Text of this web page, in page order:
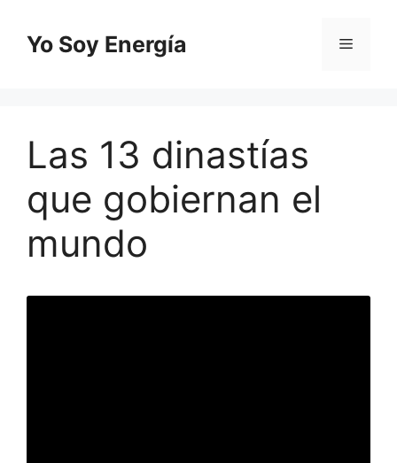
contenido
Yo Soy Energía Menú
Las 13 dinastías
que gobiernan el
mundo